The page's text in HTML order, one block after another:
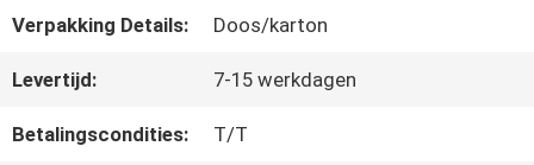
ONS
NIEUWS
Verpakking Details: Doos/karton
Levertijd: 7-15 werkdagen
Betalingscondities: T/T